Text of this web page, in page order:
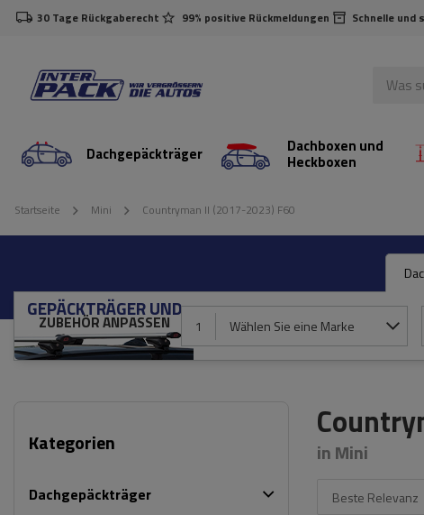
30 Tage Rückgaberecht 99% positive Rückmeldungen Schnelle und
Dachgepäckträger Dachboxen und
Heckboxen
Startseite Mini Countryman II (2017-2023) F60
GEPÄCKTRÄGER UND
ZUBEHÖR ANPASSEN 1 Wählen Sie eine Marke
Kategorien
Dachgepäckträger
in Mini
Beste Relevanz